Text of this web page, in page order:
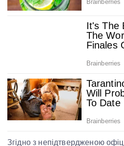
Згідно з непідтвердженою